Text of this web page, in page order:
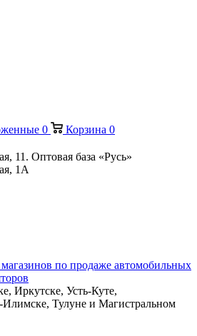
0 Корзина 0
11. Оптовая база «Русь»
1А
Иркутске, Усть-Куте,
Илимске, Тулуне и Магистральном